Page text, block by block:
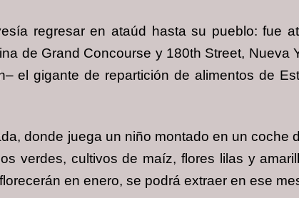
regresar en ataúd hasta su pueblo: fue
de Grand Concourse y 180th Street, Nueva
el gigante de repartición de alimentos de
donde juega un niño montado en un coche
verdes, cultivos de maíz, flores lilas y
en enero, se podrá extraer en ese